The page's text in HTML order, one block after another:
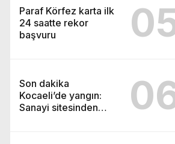
Paraf Körfez karta ilk
24 saatte rekor
başvuru
Son dakika
Kocaeli’de yangın:
Sanayi sitesinden